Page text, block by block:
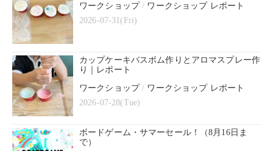
ワークショップ/ ワークショップ レポート
2026-07-31(Fri)
カップケーキバスボム作りとアロマスプレー作
り｜レポート
ワークショップ/ ワークショップ レポート
2026-07-28(Tue)
ボードゲーム・サマーセール！（8月16日ま
で）